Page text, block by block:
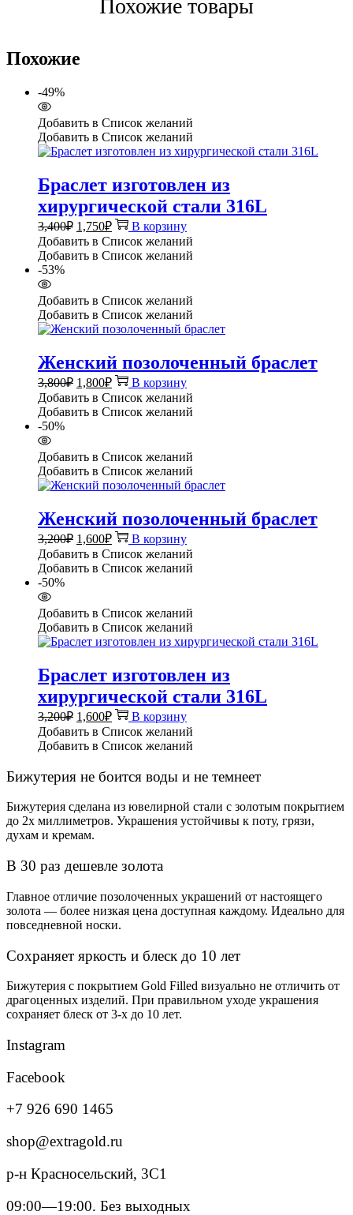
Похожие товары
Похожие
-49%
Добавить в Список желаний
Добавить в Список желаний
Браслет изготовлен из
хирургической стали 316L
3,400₽ Первоначальная
цена
составляла
1,750₽Текущая
цена:
1,750₽.
В корзину
Добавить в Список желаний
Добавить в Список желаний
-53%
Добавить в Список желаний
Добавить в Список желаний
Женский позолоченный браслет
3,800₽ Первоначальная
цена
составляла
1,800₽Текущая
цена:
1,800₽.
В корзину
Добавить в Список желаний
Добавить в Список желаний
-50%
Добавить в Список желаний
Добавить в Список желаний
Женский позолоченный браслет
3,200₽ Первоначальная
цена
составляла
1,600₽Текущая
цена:
1,600₽.
В корзину
Добавить в Список желаний
Добавить в Список желаний
-50%
Добавить в Список желаний
Добавить в Список желаний
Браслет изготовлен из
хирургической стали 316L
3,200₽ Первоначальная
цена
составляла
1,600₽Текущая
цена:
1,600₽.
В корзину
Добавить в Список желаний
Добавить в Список желаний
Бижутерия не боится воды и не темнеет
Бижутерия сделана из ювелирной стали с золотым покрытием
до 2х миллиметров. Украшения устойчивы к поту, грязи,
духам и кремам.
В 30 раз дешевле золота
Главное отличие позолоченных украшений от настоящего
золота — более низкая цена доступная каждому. Идеально для
повседневной носки.
Сохраняет яркость и блеск до 10 лет
Бижутерия с покрытием Gold Filled визуально не отличить от
драгоценных изделий. При правильном уходе украшения
сохраняет блеск от 3-х до 10 лет.
Instagram
Facebook
+7 926 690 1465
shop@extragold.ru
р-н Красносельский, 3С1
09:00—19:00. Без выходных